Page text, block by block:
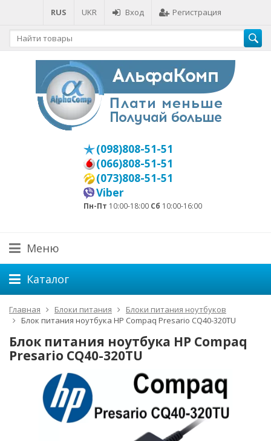
RUS UKR Вход Регистрация
(098)808-51-51
(066)808-51-51
(073)808-51-51
Viber
Пн-Пт 10:00-18:00 Сб 10:00-16:00
Меню
Каталог
Главная Блоки питания
Блоки питания ноутбуков
Блок питания ноутбука HP Compaq Presario CQ40-320TU
Блок питания ноутбука HP Compaq
Presario CQ40-320TU